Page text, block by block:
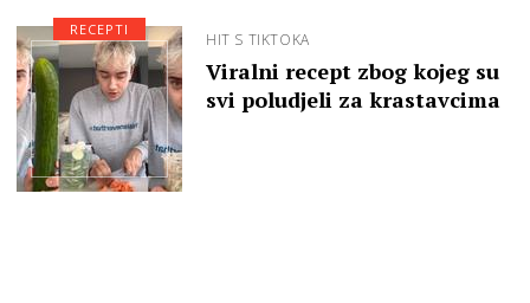
HIT S TIKTOKA
Viralni recept zbog kojeg su
svi poludjeli za krastavcima
RECEPTI